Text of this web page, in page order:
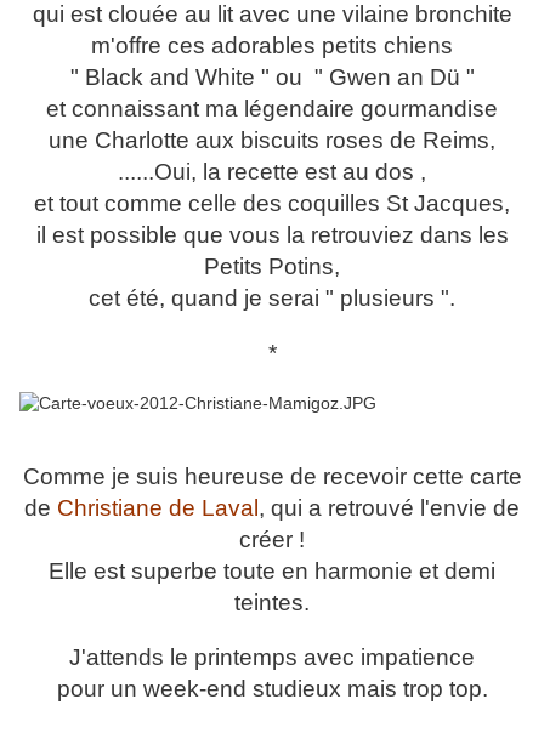
qui est clouée au lit avec une vilaine bronchite
m'offre ces adorables petits chiens
" Black and White " ou " Gwen an Dü "
et connaissant ma légendaire gourmandise
une Charlotte aux biscuits roses de Reims,
......Oui, la recette est au dos ,
et tout comme celle des coquilles St Jacques,
il est possible que vous la retrouviez dans les
Petits Potins,
cet été, quand je serai " plusieurs ".
*
Comme je suis heureuse de recevoir cette carte
de Christiane de Laval , qui a retrouvé l'envie de
créer !
Elle est superbe toute en harmonie et demi
teintes.
J'attends le printemps avec impatience
pour un week-end studieux mais trop top.